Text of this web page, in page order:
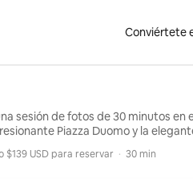
Conviértete
sesión de fotos de 30 minutos en
Piazza Duomo y la
contar tu historia en un entorno
$139 USD para reservar · 30 min